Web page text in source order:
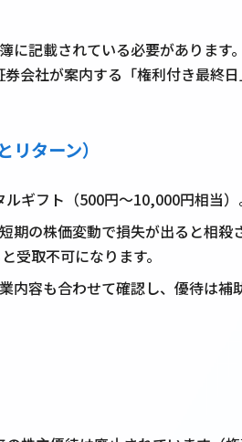
に記載されている必要があります
会社が案内する「権利付き最終
ターン）
ギフト（500円〜10,000円相当）
期の株価変動で損失が出ると相殺
受取不可になります。
内容も合わせて確認し、優待は補